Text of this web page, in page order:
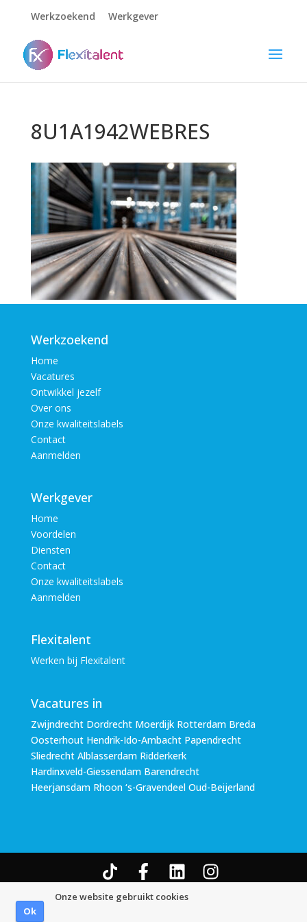
Onze website gebruikt cookies
Ok
Werkzoekend Werkgever
8U1A1942WEBRES
Werkzoekend
Home
Vacatures
Ontwikkel jezelf
Over ons
Onze kwaliteitslabels
Contact
Aanmelden
Werkgever
Home
Voordelen
Diensten
Contact
Onze kwaliteitslabels
Aanmelden
Flexitalent
Werken bij Flexitalent
Vacatures in
Zwijndrecht Dordrecht Moerdijk Rotterdam Breda
Oosterhout Hendrik-Ido-Ambacht Papendrecht
Sliedrecht Alblasserdam Ridderkerk
Hardinxveld-Giessendam Barendrecht
Heerjansdam Rhoon ‘s-Gravendeel Oud-Beijerland
© Copyright Flexitalent-Office B.V. 2026